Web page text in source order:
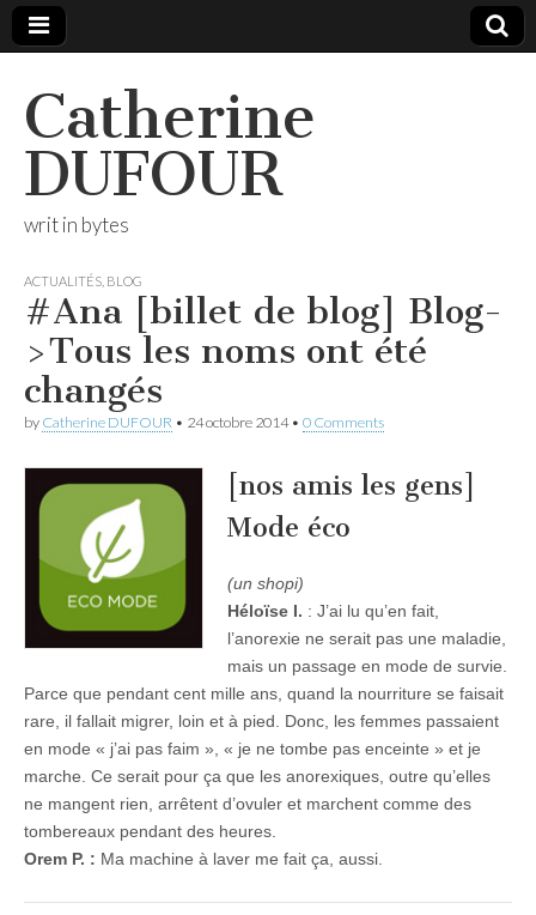
Catherine
DUFOUR
writ in bytes
ACTUALITÉS BLOG
#Ana [billet de blog] Blog-
>Tous les noms ont été
changés
by Catherine DUFOUR • 24 octobre 2014• 0 Comments
[nos amis les gens]
Mode éco
(un shopi)
Héloïse I. : J’ai lu qu’en fait,
l’anorexie ne serait pas une maladie,
mais un passage en mode de survie.
Parce que pendant cent mille ans, quand la nourriture se faisait
rare, il fallait migrer, loin et à pied. Donc, les femmes passaient
en mode « j’ai pas faim », « je ne tombe pas enceinte » et je
marche. Ce serait pour ça que les anorexiques, outre qu’elles
ne mangent rien, arrêtent d’ovuler et marchent comme des
tombereaux pendant des heures.
Orem P. : Ma machine à laver me fait ça, aussi.